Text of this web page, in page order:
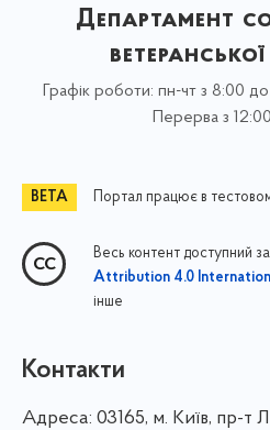
Департамент
Графік роботи: пн-чт з 8:00
Перерва з
Портал працює в
Весь контент доступний
Attribution 4.0
інше
Контакти
Адреса: 03165, м. Київ, пр-т